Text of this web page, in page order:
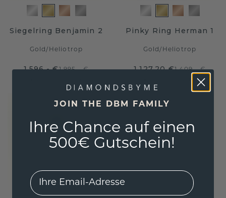
Siegelring Benjamin 2
Gold/ Heliotrop
1.596,- €1.995,- €
Pinky Ring Herman 1
Gold/ Heliotrop
1.127,20 €1.409,- €
JOIN THE DBM FAMILY
Ihre Chance auf einen
500€ Gutschein!
EMail